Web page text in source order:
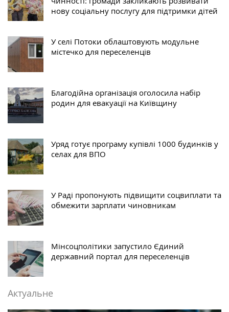
нову соціальну послугу для підтримки дітей
У селі Потоки облаштовують модульне
містечко для переселенців
Благодійна організація оголосила набір
родин для евакуації на Київщину
Уряд готує програму купівлі 1000 будинків у
селах для ВПО
У Раді пропонують підвищити соцвиплати та
обмежити зарплати чиновникам
Мінсоцполітики запустило Єдиний
державний портал для переселенців
Актуальне